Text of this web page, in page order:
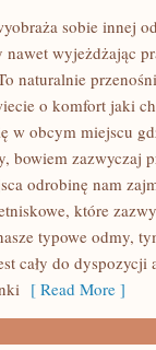
sobie innej
nawet wyjeżdżając
naturalnie
o komfort jaki
w obcym miejscu
bowiem zazwyczaj
odrobinę nam
które
typowe odmy,
cały do
[ Read More ]